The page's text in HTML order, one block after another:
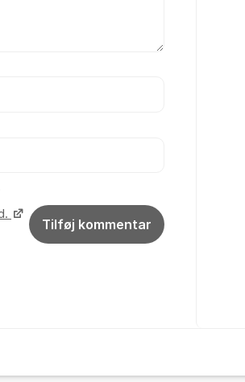
Tilføj kommentar